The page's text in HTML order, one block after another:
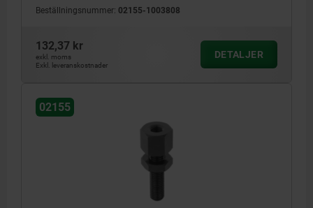
Beställningsnummer: 02155-1003808
132,37 kr
exkl. moms
Exkl. leveranskostnader
DETALJER
02155